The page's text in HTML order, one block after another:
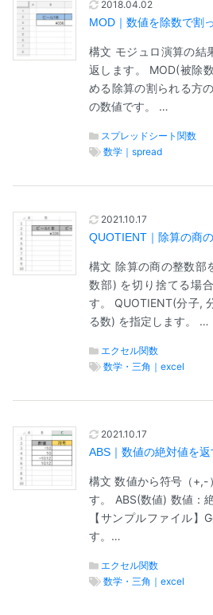
2018.04.02
MOD｜数値を除数で割
構文 モジュロ演算の結
返します。 MOD(被除
める除算の割られる方
の数値です。 …
スプレッドシート関数
数学｜spread
2021.10.17
QUOTIENT｜除算の商
構文 除算の商の整数部
数部) を切り捨てる場
す。 QUOTIENT(分子,
る数) を指定します。 …
エクセル関数
数学・三角｜excel
2021.10.17
ABS｜数値の絶対値を返
構文 数値から符号（+,-
す。 ABS(数値) 数値：
【サンプルファイル】
す。…
エクセル関数
数学・三角｜excel